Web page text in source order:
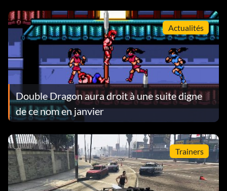
Actualités
Double Dragon aura droit à une suite digne
de ce nom en janvier
Trainers